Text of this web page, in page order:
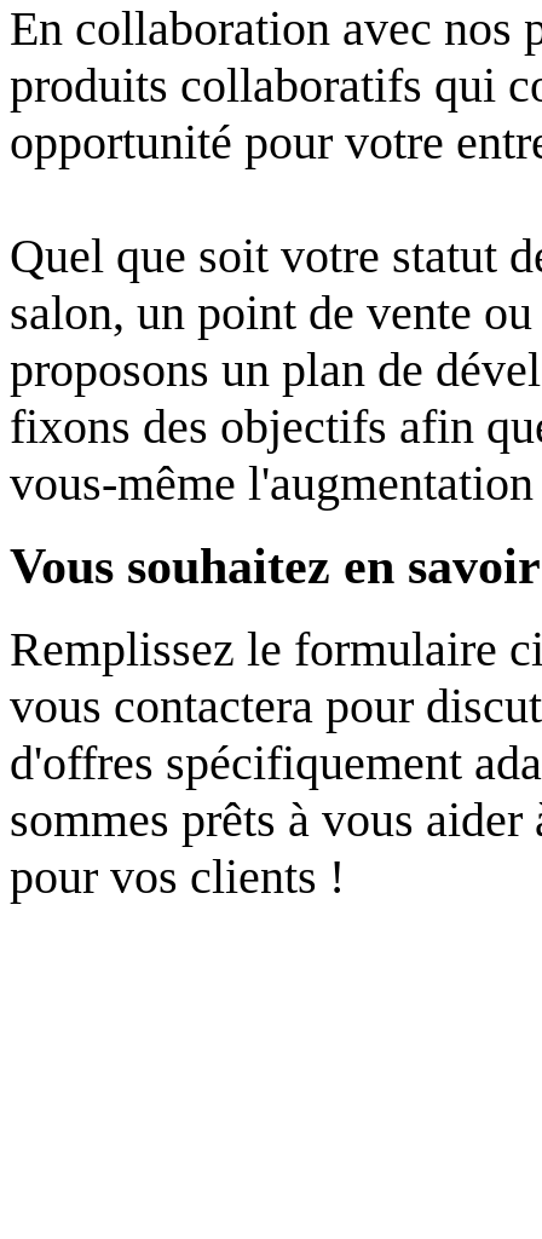
En collaboration avec nos
produits collaboratifs qui
opportunité pour votre
Quel que soit votre statut
salon, un point de vente
proposons un plan de
fixons des objectifs afin
vous-même
Vous souhaitez en
Remplissez le formulaire
vous contactera pour
d'offres spécifiquement
sommes prêts à vous
pour vos clients !